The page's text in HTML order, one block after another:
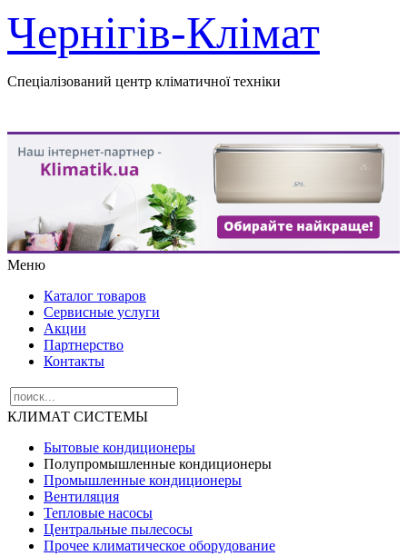
Чернігів-Клімат
Спеціалізований центр кліматичної техніки
Меню
Каталог товаров
Сервисные услуги
Акции
Партнерство
Контакты
КЛИМАТ СИСТЕМЫ
Бытовые кондиционеры
Полупромышленные кондиционеры
Промышленные кондиционеры
Вентиляция
Тепловые насосы
Центральные пылесосы
Прочее климатическое оборудование